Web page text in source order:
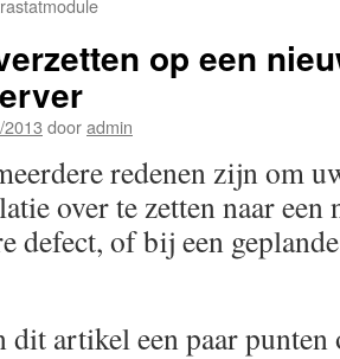
op een
dooradmin
redenen zijn om
over te zetten naar een
defect, of bij een
dit artikel een paar punten